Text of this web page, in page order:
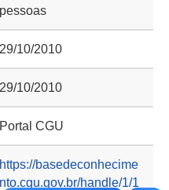
pessoas
29/10/2010
29/10/2010
Portal CGU
https://basedeconhecime
nto.cgu.gov.br/handle/1/1